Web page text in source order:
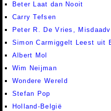
Beter Laat dan Nooit
Carry Tefsen
Peter R. De Vries,
Simon Carmiggelt Leest uit
Albert Mol
Wim Neijman
Wondere Wereld
Stefan Pop
Holland-België